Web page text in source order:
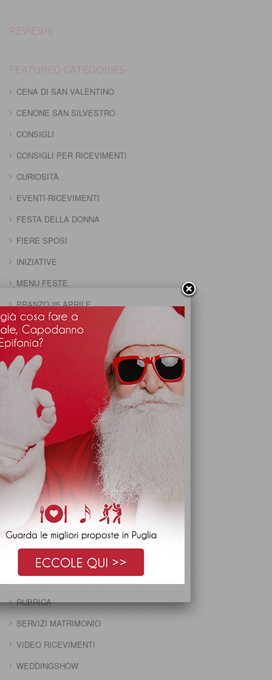
REVIEWS
FEATURED CATEGORIES
CENA DI SAN VALENTINO
CENONE SAN SILVESTRO
CONSIGLI
CONSIGLI PER RICEVIMENTI
CURIOSITÀ
EVENTI-RICEVIMENTI
FESTA DELLA DONNA
FIERE SPOSI
INIZIATIVE
MENU FESTE
PRANZO 25 APRILE
PRANZO CAPODANNO
PRANZO DELLA DOMENICA
PRANZO DELLA PENTOLACCIA
PRANZO DI CARNEVALE
PRANZO DI FERRAGOSTO
PRANZO DI OGNISSANTI
PRANZO DI PASQUA
PRANZO DI PASQUETTA
PRANZO EPIFANIA
PRANZO IMMACOLATA
PRANZO NATALE
PRANZO PRIMO MAGGIO
RUBRICA
SERVIZI MATRIMONIO
VIDEO RICEVIMENTI
WEDDINGSHOW